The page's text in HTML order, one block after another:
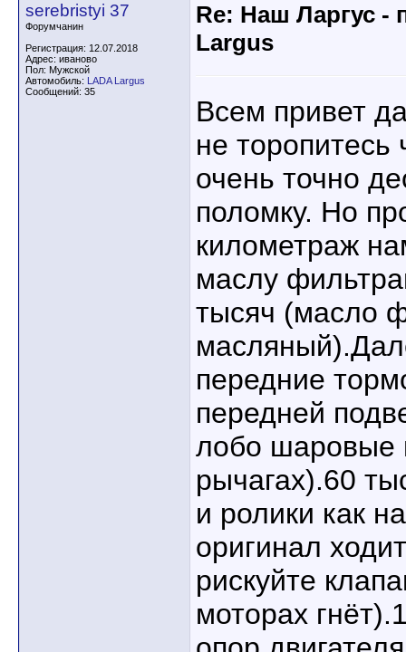
serebristyi 37
Форумчанин
Регистрация: 12.07.2018
Адрес: иваново
Пол: Мужской
Автомобиль: LADA Largus
Сообщений: 35
Re: Наш Ларгус -
Largus
Всем привет
не торопитесь
очень точно
поломку. Но
километраж
маслу
тысяч (масло
передние
передней
лобо шаровые
рычагах).60
и ролики как
оригинал
рискуйте
моторах